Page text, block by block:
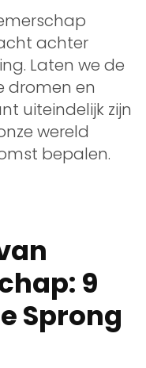
achter
Laten we de
dromen en
uiteindelijk zijn
wereld
bepalen.
9
Sprong